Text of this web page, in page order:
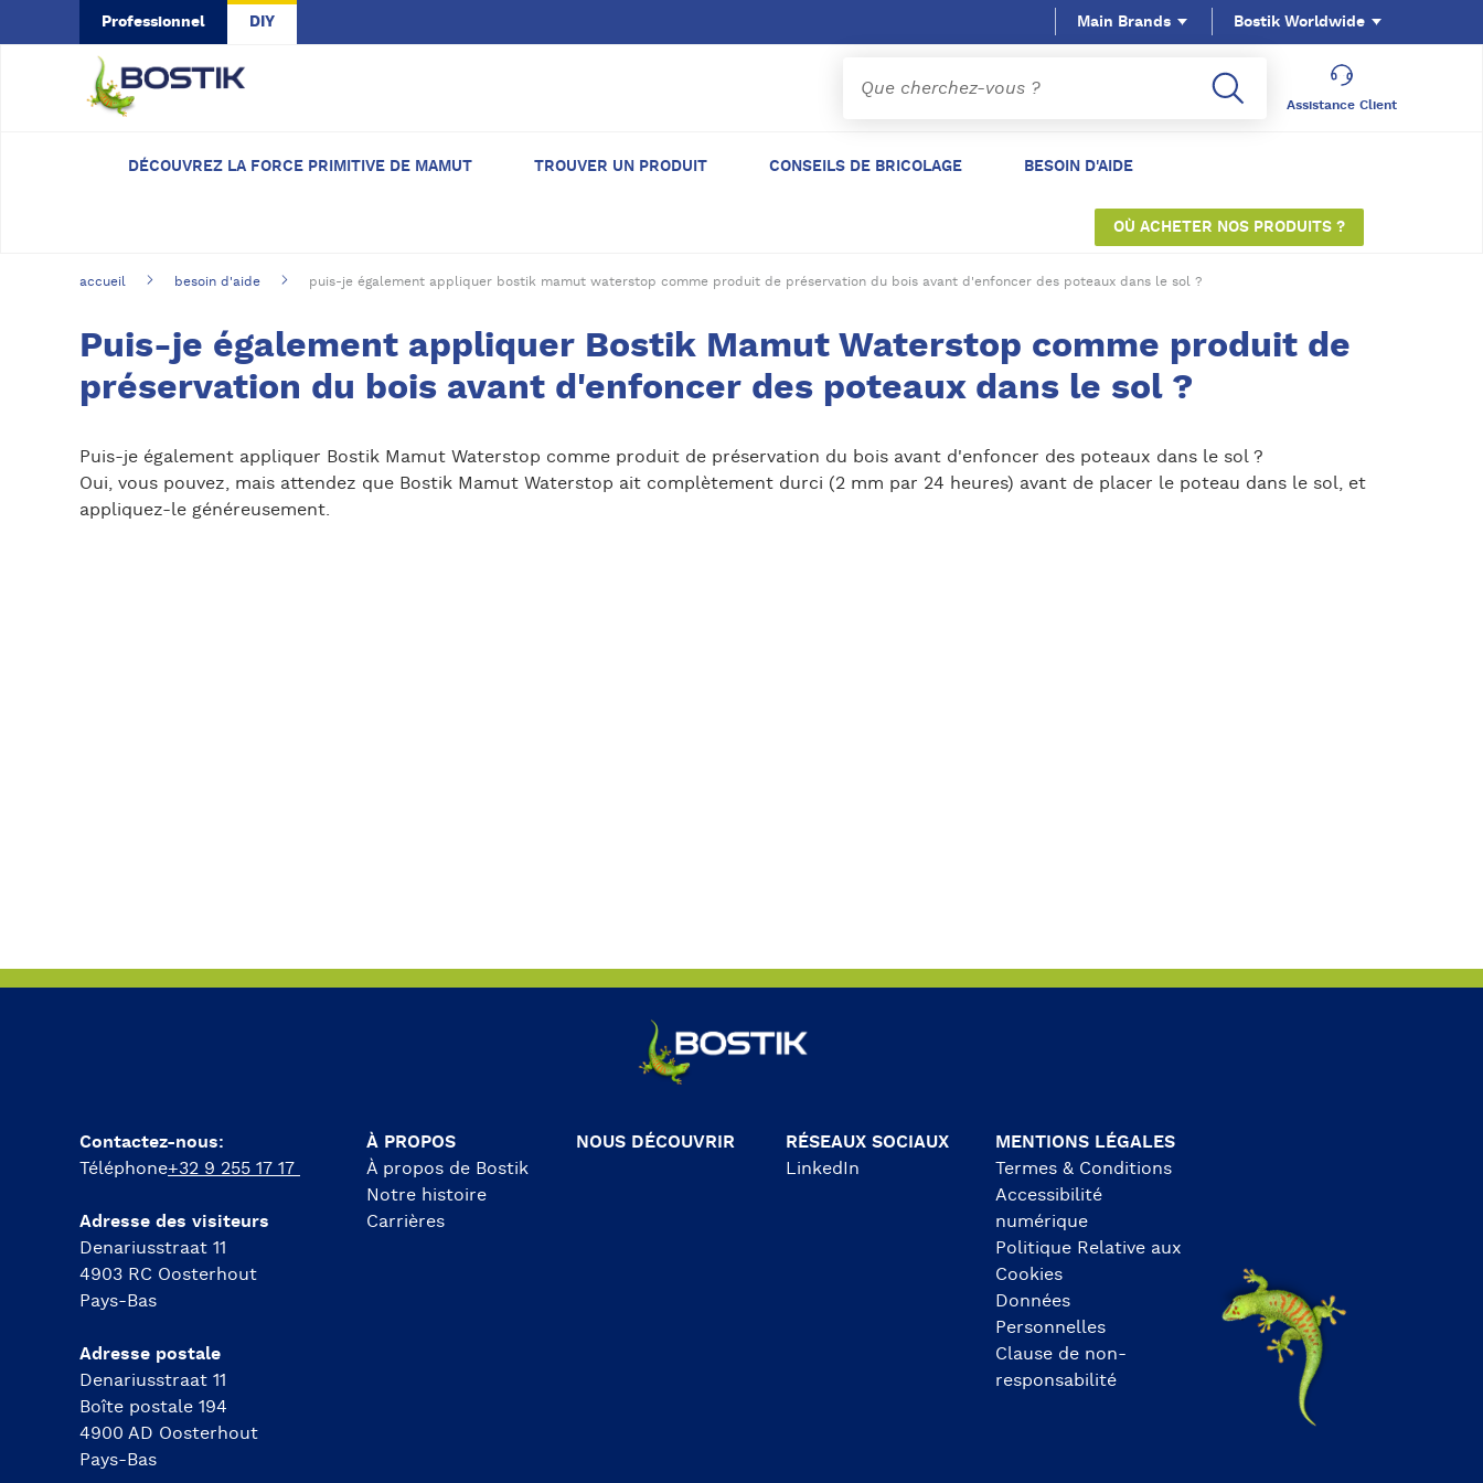
Skip to main content
Professionnel DIY
Assistance Client
Bostik Worldwide
DÉCOUVREZ LA FORCE PRIMITIVE DE MAMUT TROUVER UN PRODUIT CONSEILS DE BRICOLAGE BESOIN D'AIDE
OÙ ACHETER NOS PRODUITS ?
Main Brands
accueil besoin d'aide puis-je également appliquer bostik mamut waterstop comme produit de préservation du bois avant d'enfoncer des poteaux dans le sol ?
Puis-je également appliquer Bostik Mamut Waterstop comme produit de
préservation du bois avant d'enfoncer des poteaux dans le sol ?
Puis-je également appliquer Bostik Mamut Waterstop comme produit de préservation du bois avant d'enfoncer des poteaux dans le sol ?
Oui, vous pouvez, mais attendez que Bostik Mamut Waterstop ait complètement durci (2 mm par 24 heures) avant de placer le poteau dans le sol, et
appliquez-le généreusement.
Contactez-nous:
Téléphone+32 9 255 17 17
Adresse des visiteurs
Denariusstraat 11
4903 RC Oosterhout
Pays-Bas
Adresse postale
Denariusstraat 11
Boîte postale 194
4900 AD Oosterhout
Pays-Bas
À PROPOS
À propos de Bostik
Notre histoire
Carrières
NOUS DÉCOUVRIR
RÉSEAUX SOCIAUX
LinkedIn
MENTIONS LÉGALES
Termes & Conditions
Accessibilité
numérique
Politique Relative aux
Cookies
Données
Personnelles
Clause de non-
responsabilité